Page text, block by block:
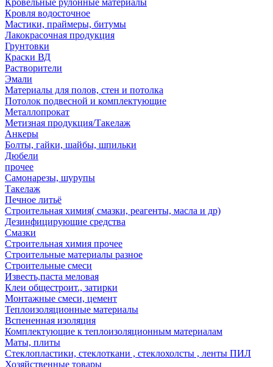
Кровельные рулонные материалы
Кровля водосточное
Мастики, праймеры, битумы
Лакокрасочная продукция
Грунтовки
Краски ВД
Растворители
Эмали
Материалы для полов, стен и потолка
Потолок подвесной и комплектующие
Металлопрокат
Метизная продукция/Такелаж
Анкеры
Болты, гайки, шайбы, шпильки
Дюбели
прочее
Самонарезы, шурупы
Такелаж
Печное литьё
Строительная химия( смазки, реагенты, масла и др)
Дезинфицирующие средства
Смазки
Строительная химия прочее
Строительные материалы разное
Строительные смеси
Известь,паста меловая
Клеи общестроит., затирки
Монтажные смеси, цемент
Теплоизоляционные материалы
Вспененная изоляция
Комплектующие к теплоизоляционным материалам
Маты, плиты
Стеклопластики, стеклоткани , стеклохолсты , ленты ПИЛ
Хозяйственные товары